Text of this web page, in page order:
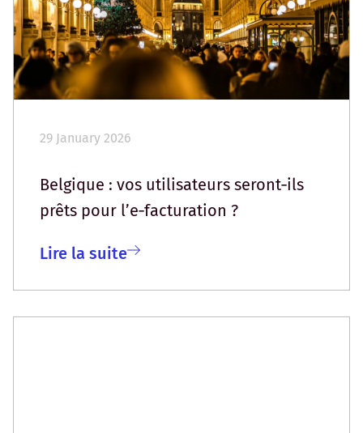
29 January 2026
Belgique : vos utilisateurs seront‑ils
prêts pour l’e‑facturation ?
Lire la suite